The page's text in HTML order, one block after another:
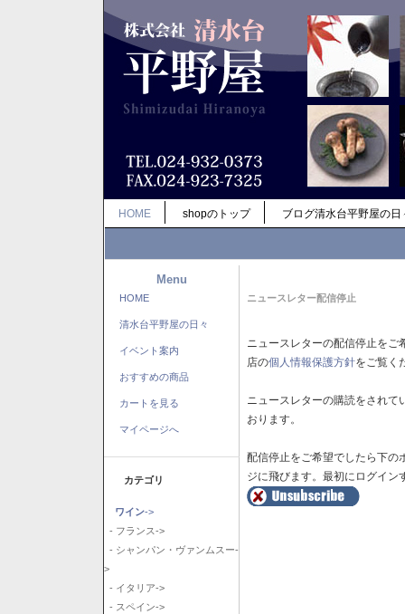
HOME shopのトップ ブログ清水台平野屋の日
Menu
HOME
清水台平野屋の日々
イベント案内
おすすめの商品
カートを見る
マイページへ
カテゴリ
ワイン->
- フランス->
- シャンパン・ヴァンムスー-
>
- イタリア->
- スペイン->
ニュースレター配信停止
ニュースレターの配信停止を
店の個人情報保護方針をご覧く
ニュースレターの購読をされ
おります。
配信停止をご希望でしたら下の
ジに飛びます。最初にログイン